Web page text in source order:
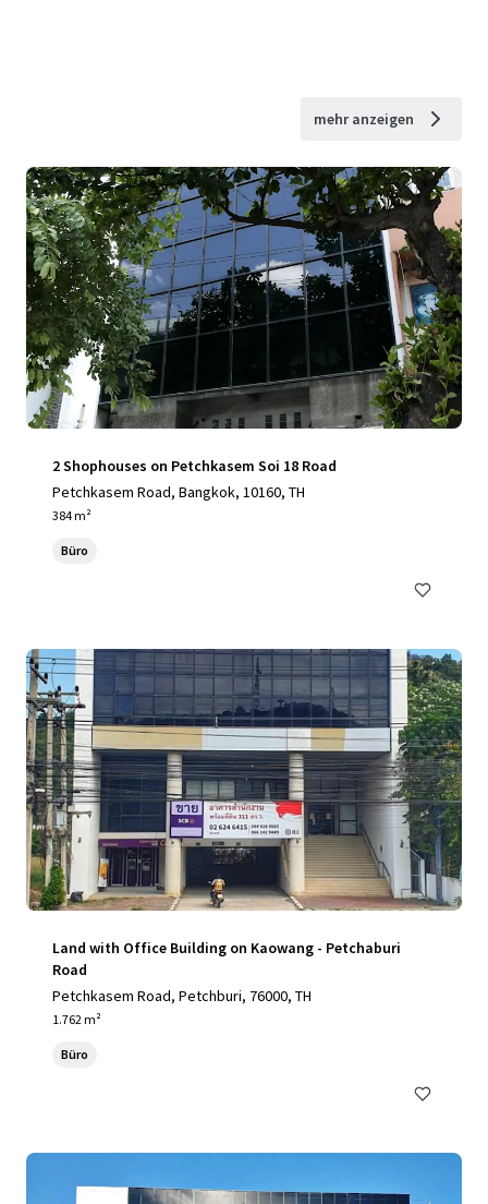
mehr anzeigen
2 Shophouses on Petchkasem Soi 18 Road
Petchkasem Road, Bangkok, 10160, TH
384 m²
Büro
Land with Office Building on Kaowang - Petchaburi
Road
Petchkasem Road, Petchburi, 76000, TH
1.762 m²
Büro